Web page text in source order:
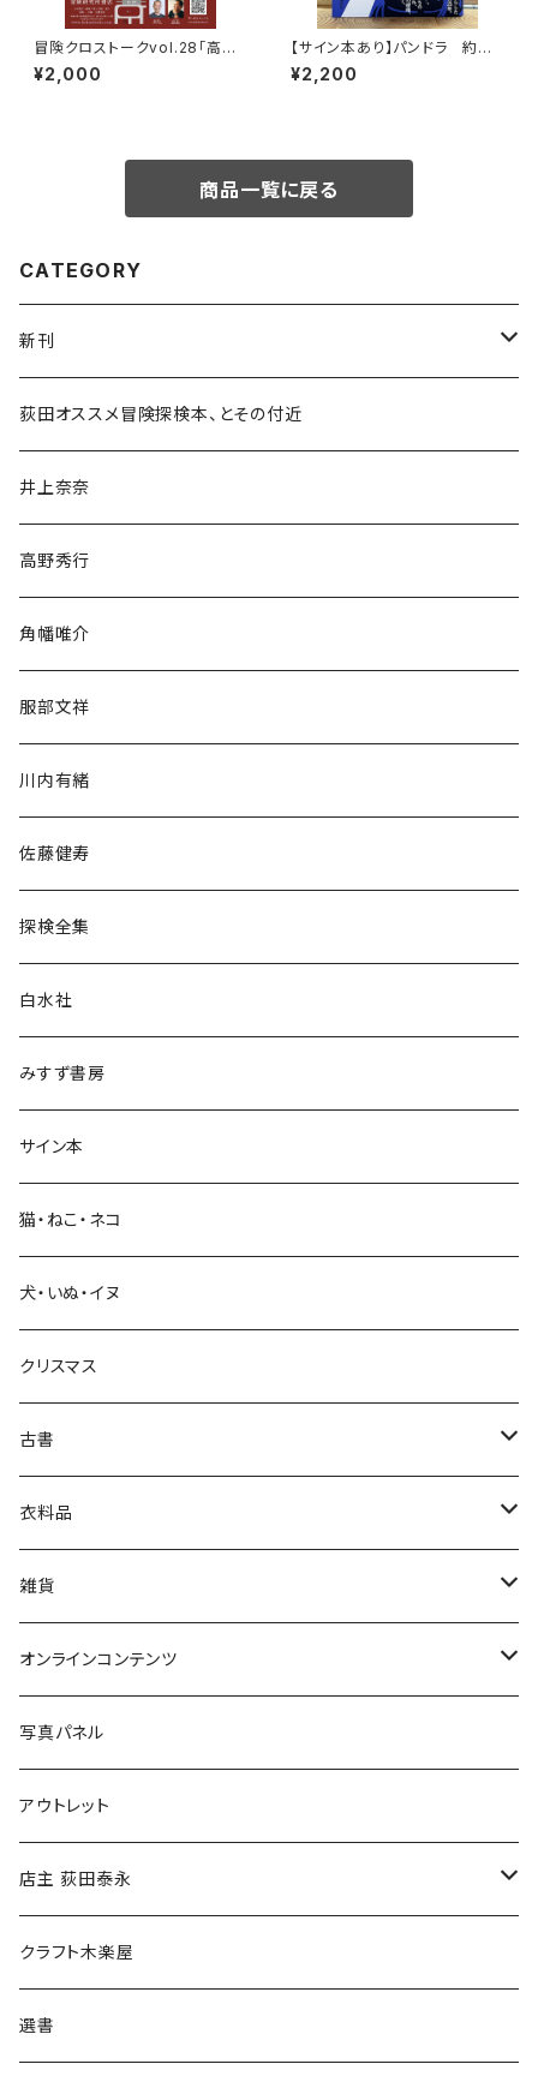
冒険クロストークvol.28「高野
秀行の旅の流儀」録画視聴権
¥2,000
【サイン本あり】パンドラ 約束
の頂
¥2,200
商品一覧に戻る
CATEGORY
新刊
和書
文学・小説・物語
随筆・ノンフィクション・その他
民族・風習
言語・ことば
生活・暮らし
芸術・絵画・写真
絵本・児童書
娯楽・エンターテインメント
荻田オススメ冒険探検本、とその付近
井上奈奈
高野秀行
角幡唯介
服部文祥
川内有緒
佐藤健寿
探検全集
白水社
みすず書房
サイン本
猫・ねこ・ネコ
犬・いぬ・イヌ
クリスマス
古書
古書セット
美術
衣料品
POLEWARDS
Tシャツ
雑貨
バッグ
ブックカバー
マグカップ
傘
食料品
その他
オンラインコンテンツ
冒険クロストーク
写真パネル
アウトレット
店主 荻田泰永
書籍
ウェア
クラフト木楽屋
選書